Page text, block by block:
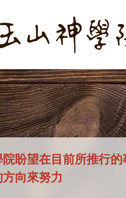
盼望在目前所推行
向來努力